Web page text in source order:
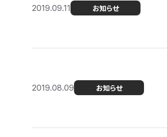
2019.09.11 お知らせ
2019.08.09 お知らせ